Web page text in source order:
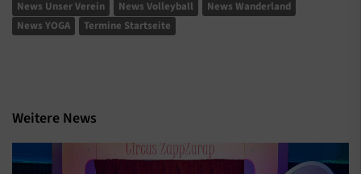
News Unser Verein News Volleyball
News Wanderland
News YOGA
Termine Startseite
Weitere News